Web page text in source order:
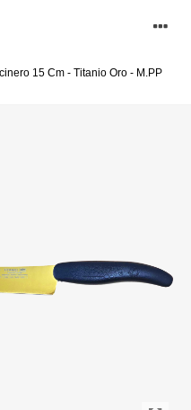
15 Cm - Titanio Oro - M.PP